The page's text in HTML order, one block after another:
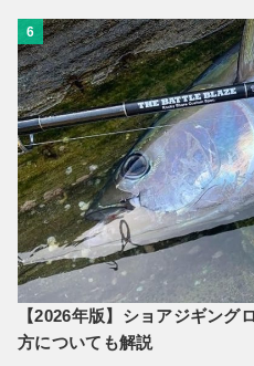
6
【2026年版】ショアジギング
方についても解説